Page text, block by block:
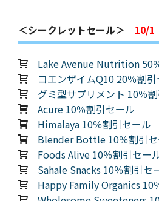
＜シークレットセール＞ 10/1
Lake Avenue Nutrition 50
コエンザイムQ10 20％割
グミ型サプリメント 10％
Acure 10％割引セール
Himalaya 10％割引セール
Blender Bottle 10％割引
Foods Alive 10％割引セー
Sahale Snacks 10％割引セ
Happy Family Organics 10